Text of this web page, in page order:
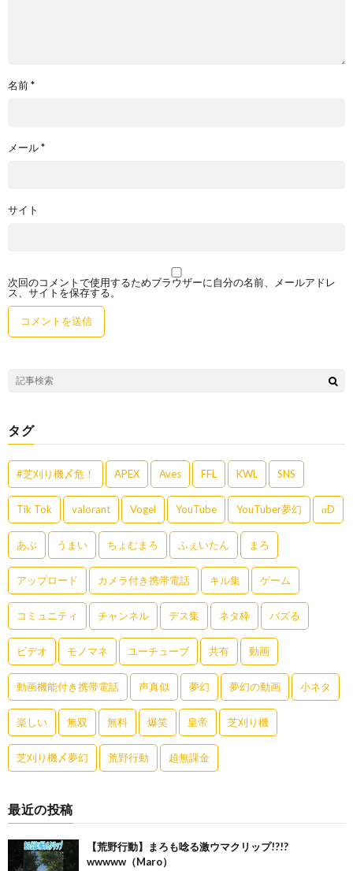
名前*
メール*
サイト
次回のコメントで使用するためブラウザーに自分の名前、メールアドレ
ス、サイトを保存する。
タグ
#芝刈り機〆危！ APEX Aves FFL KWL SNS
Tik Tok valorant Vogel YouTube YouTuber夢幻 αD
あぶ うまい ちょむまろ ふぇいたん まろ
アップロード カメラ付き携帯電話 キル集 ゲーム
コミュニティ チャンネル デス集 ネタ枠 バズる
ビデオ モノマネ ユーチューブ 共有 動画
動画機能付き携帯電話 声真似 夢幻 夢幻の動画 小ネタ
楽しい 無双 無料 爆笑 皇帝 芝刈り機
芝刈り機〆夢幻 荒野行動 超無課金
最近の投稿
【荒野行動】まろも唸る激ウマクリップ!?!?
wwwww（Maro）